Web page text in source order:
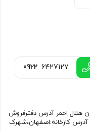
0922 6427127
آدرس دفتر همکاران: تهران ، بزرگراه نواب ، خیابان هلال احمر آدرس دفترفروش
اینترنتی:اصفهان،خیابان شیخ بهایی ،کوچه مینا آدرس کارخانه:اصفهان،شهرک